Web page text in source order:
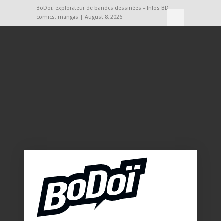
BoDoï, explorateur de bandes dessinées – Infos BD,
comics, mangas | August 8, 2026